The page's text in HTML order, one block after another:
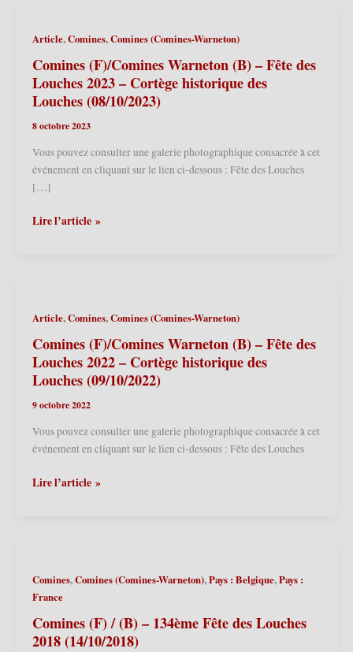
Article,Comines,Comines (Comines-Warneton)
Comines (F)/Comines Warneton (B) – Fête des
Louches 2023 – Cortège historique des
Louches (08/10/2023)
8 octobre 2023
Vous pouvez consulter une galerie photographique consacrée à cet
événement en cliquant sur le lien ci-dessous : Fête des Louches
[…]
Comines
des
Louches
2023
–
historique
des
Louches
Lire l’article »
Article,Comines,Comines (Comines-Warneton)
Comines (F)/Comines Warneton (B) – Fête des
Louches 2022 – Cortège historique des
Louches (09/10/2022)
9 octobre 2022
Vous pouvez consulter une galerie photographique consacrée à cet
événement en cliquant sur le lien ci-dessous : Fête des Louches
Comines
des
Louches
2022
–
Lire l’article »
Comines,Comines (Comines-Warneton),Pays : Belgique,Pays :
France
Comines (F) / (B) – 134ème Fête des Louches
2018 (14/10/2018)